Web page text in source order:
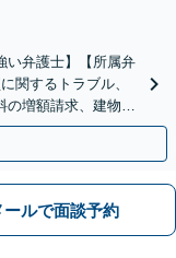
い弁護士】【所属弁
関するトラブル、
の増額請求、建物明
ールで面談予約